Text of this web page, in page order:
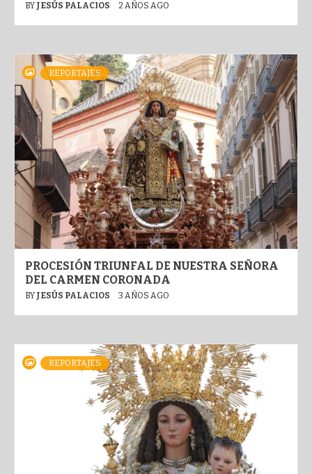
BY JESÚS PALACIOS 2 AÑOS AGO
REPORTAJES
PROCESIÓN TRIUNFAL DE NUESTRA SEÑORA
DEL CARMEN CORONADA
BY JESÚS PALACIOS 3 AÑOS AGO
REPORTAJES